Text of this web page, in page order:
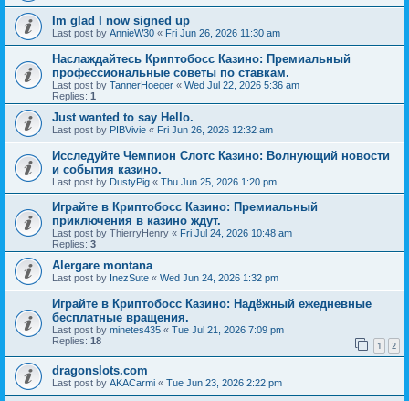
Im glad I now signed up
Last post by AnnieW30 « Fri Jun 26, 2026 11:30 am
Наслаждайтесь Криптобосс Казино: Премиальный
профессиональные советы по ставкам.
Last post by TannerHoeger « Wed Jul 22, 2026 5:36 am
Replies: 1
Just wanted to say Hello.
Last post by PIBVivie « Fri Jun 26, 2026 12:32 am
Исследуйте Чемпион Слотс Казино: Волнующий новости
и события казино.
Last post by DustyPig « Thu Jun 25, 2026 1:20 pm
Играйте в Криптобосс Казино: Премиальный
приключения в казино ждут.
Last post by ThierryHenry « Fri Jul 24, 2026 10:48 am
Replies: 3
Alergare montana
Last post by InezSute « Wed Jun 24, 2026 1:32 pm
Играйте в Криптобосс Казино: Надёжный ежедневные
бесплатные вращения.
Last post by minetes435 « Tue Jul 21, 2026 7:09 pm
Replies: 18 1 2
dragonslots.com
Last post by AKACarmi « Tue Jun 23, 2026 2:22 pm